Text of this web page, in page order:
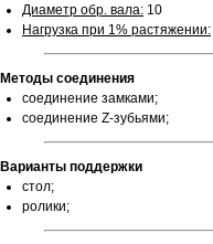
Диаметр обр. вала: 10
Нагрузка при 1% растяжении:
Методы соединения
соединение замками;
соединение Z-зубьями;
Варианты поддержки
стол;
ролики;